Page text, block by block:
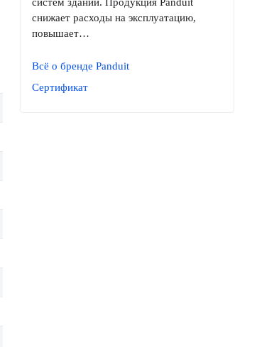
снижает расходы на эксплуатацию,
повышает…
Всё о бренде Panduit
Сертификат